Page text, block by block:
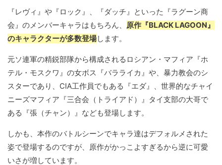
『レヴィ』や『ロック』、『ダッチ』といった『ラグーン商
会』のメンバーキャラはもちろん、
原作『BLACK LAGOON』
のキャラクターが多数登場します。
元ソ連軍の精鋭部隊から構成されるロシアン・マフィア『ホ
テル・モスクワ』の女ボス『バラライカ』や、暴力教会のシ
スターであり、CIA工作員でもある『エダ』、世界的なチャイ
ニーズマフィア『三合会（トライアド）』タイ支部の大哥で
ある『張（チャン）』なども登場します。
しかも、本作のバトルシーンでキャラ達はデフォルメされた
姿で登場するのですが、原作がかっこよすぎるから逆に可愛
いさが増しています。